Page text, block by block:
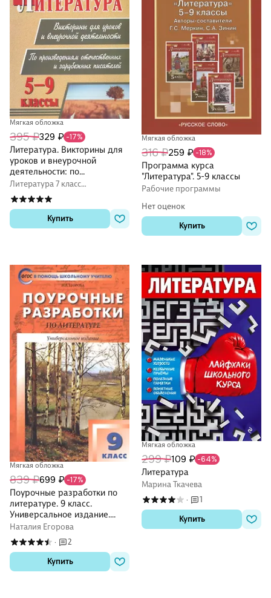
Мягкая обложка
395 ₽329 ₽ -17%
Литература. Викторины для
уроков и внеурочной
деятельности: по
произведениям
отечественных и
зарубежных писателей. 5-9
классы
Литература 7 класс
методические пособия
Купить
Мягкая обложка
316 ₽259 ₽ -18%
Программа курса
"Литература". 5-9 классы
Рабочие программы
Нет оценок
Купить
Мягкая обложка
839 ₽699 ₽ -17%
Поурочные разработки по
литературе. 9 класс.
Универсальное издание.
Пособие для учителя
Наталия Егорова
·
2
Купить
Мягкая обложка
299 ₽109 ₽ -64%
Литература
Марина Ткачева
·
1
Купить